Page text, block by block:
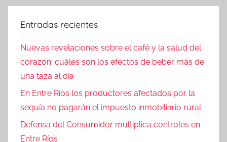
Entradas recientes
Nuevas revelaciones sobre el café y la salud del
corazón: cuáles son los efectos de beber más de
una taza al día
En Entre Ríos los productores afectados por la
sequía no pagarán el impuesto inmobiliario rural
Defensa del Consumidor multiplica controles en
Entre Ríos